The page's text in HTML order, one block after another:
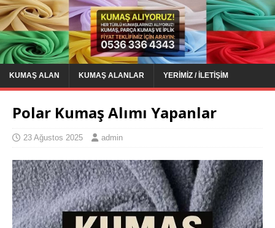
KUMAŞ ALAN KUMAŞ ALANLAR YERIMIZ / İLETIŞIM
Polar Kumaş Alımı Yapanlar
23 Ağustos 2025 admin